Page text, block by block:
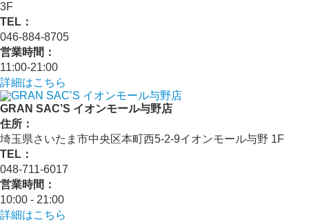
3F
TEL：
046-884-8705
営業時間：
11:00-21:00
詳細はこちら
GRAN SAC’S イオンモール与野店
住所：
埼玉県さいたま市中央区本町西5-2-9イオンモール与野 1F
TEL：
048-711-6017
営業時間：
10:00 - 21:00
詳細はこちら